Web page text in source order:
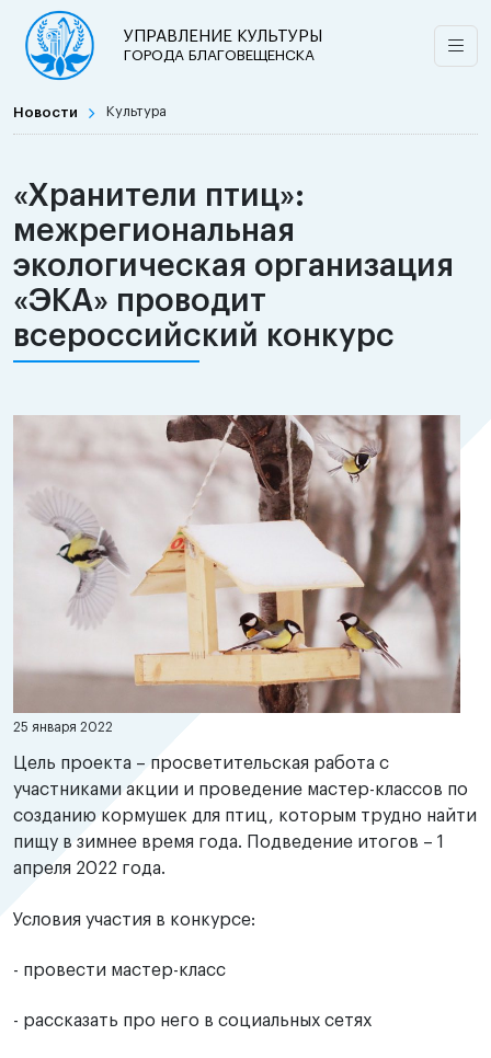
УПРАВЛЕНИЕ КУЛЬТУРЫ
ГОРОДА БЛАГОВЕЩЕНСКА
Новости Культура
«Хранители птиц»:
межрегиональная
экологическая организация
«ЭКА» проводит
всероссийский конкурс
25 января 2022
Цель проекта – просветительская работа с
участниками акции и проведение мастер-классов по
созданию кормушек для птиц, которым трудно найти
пищу в зимнее время года. Подведение итогов – 1
апреля 2022 года.
Условия участия в конкурсе:
- провести мастер-класс
- рассказать про него в социальных сетях